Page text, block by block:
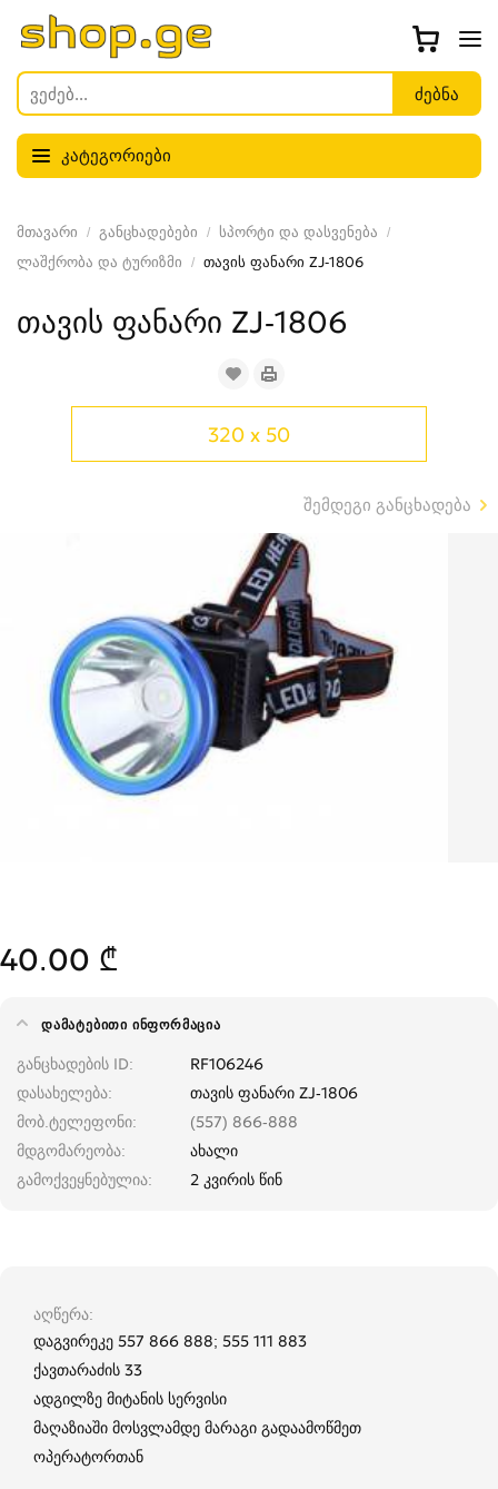
კატეგორიები
მთავარი განცხადებები
სპორტი და დასვენება
ლაშქრობა და ტურიზმი
თავის ფანარი ZJ-1806
თავის ფანარი ZJ-1806
320 x 50
შემდეგი განცხადება
40.00 ₾
ᲓᲐᲛᲐᲢᲔᲑᲘᲗᲘ ᲘᲜᲤᲝᲠᲛᲐᲪᲘᲐ
განცხადების ID
RF106246
დასახელება
თავის ფანარი ZJ-1806
მობ.ტელეფონი
(557) 866-888
მდგომარეობა
ახალი
გამოქვეყნებულია
2 კვირის წინ
აღწერა
დაგვირეკე 557 866 888; 555 111 883
ქავთარაძის 33
ადგილზე მიტანის სერვისი
მაღაზიაში მოსვლამდე მარაგი გადაამოწმეთ
ოპერატორთან